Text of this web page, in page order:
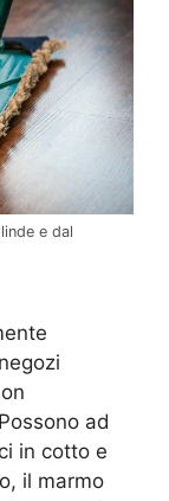
e dal
ad
in cotto e
il marmo